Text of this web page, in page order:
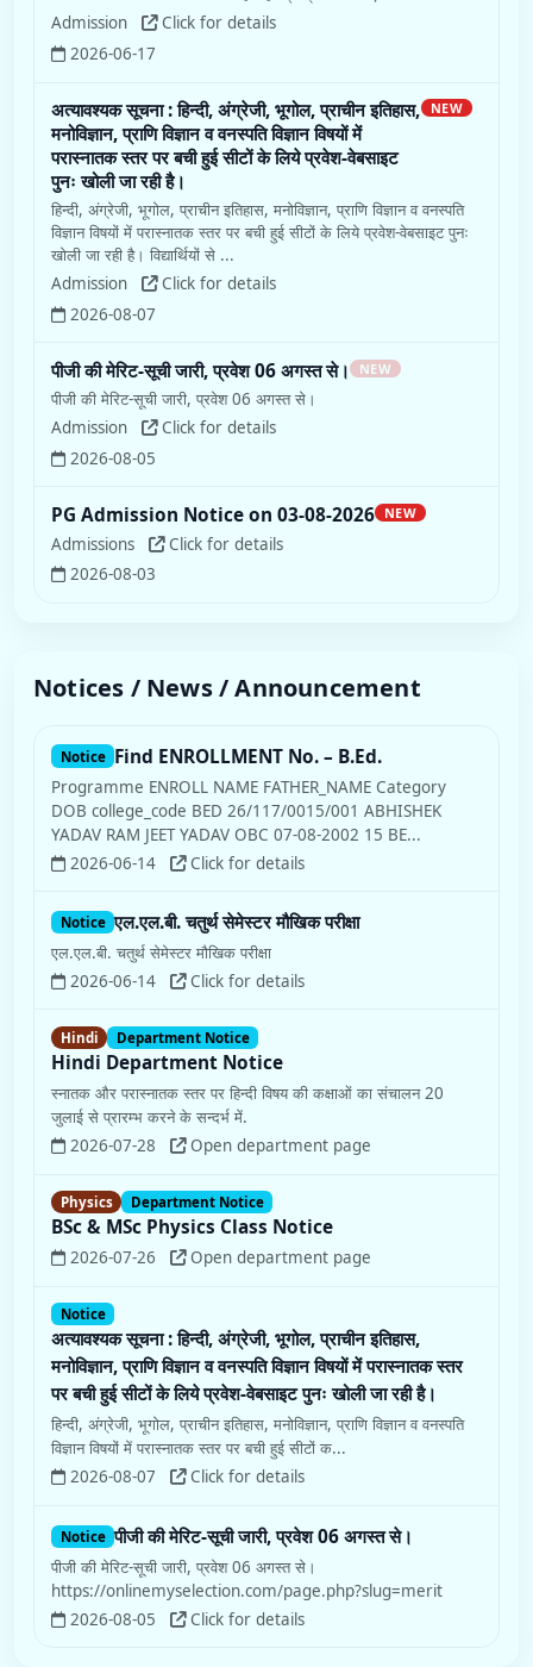
Admission
Click for details
2026-06-17
अत्यावश्यक सूचना : हिन्दी, अंग्रेजी, भूगोल, प्राचीन इतिहास,
मनोविज्ञान, प्राणि विज्ञान व वनस्पति विज्ञान विषयों में
परास्नातक स्तर पर बची हुई सीटों के लिये प्रवेश-वेबसाइट
पुनः खोली जा रही है।
NEW
हिन्दी, अंग्रेजी, भूगोल, प्राचीन इतिहास, मनोविज्ञान, प्राणि विज्ञान व वनस्पति
विज्ञान विषयों में परास्नातक स्तर पर बची हुई सीटों के लिये प्रवेश-वेबसाइट पुनः
खोली जा रही है। विद्यार्थियों से ...
Admission
Click for details
2026-08-07
पीजी की मेरिट-सूची जारी, प्रवेश 06 अगस्त से। NEW
पीजी की मेरिट-सूची जारी, प्रवेश 06 अगस्त से।
Admission
Click for details
2026-08-05
PG Admission Notice on 03-08-2026 NEW
Admissions
Click for details
2026-08-03
Notices / News / Announcement
Notice Find ENROLLMENT No. – B.Ed.
Programme ENROLL NAME FATHER_NAME Category
DOB college_code BED 26/117/0015/001 ABHISHEK
YADAV RAM JEET YADAV OBC 07-08-2002 15 BE...
2026-06-14
Click for details
Notice एल.एल.बी. चतुर्थ सेमेस्टर मौखिक परीक्षा
एल.एल.बी. चतुर्थ सेमेस्टर मौखिक परीक्षा
2026-06-14
Click for details
Hindi Department Notice
Hindi Department Notice
स्नातक और परास्नातक स्तर पर हिन्दी विषय की कक्षाओं का संचालन 20
जुलाई से प्रारम्भ करने के सन्दर्भ में.
2026-07-28
Open department page
Physics Department Notice
BSc & MSc Physics Class Notice
2026-07-26 Open department page
Notice
अत्यावश्यक सूचना : हिन्दी, अंग्रेजी, भूगोल, प्राचीन इतिहास,
मनोविज्ञान, प्राणि विज्ञान व वनस्पति विज्ञान विषयों में परास्नातक स्तर
पर बची हुई सीटों के लिये प्रवेश-वेबसाइट पुनः खोली जा रही है।
हिन्दी, अंग्रेजी, भूगोल, प्राचीन इतिहास, मनोविज्ञान, प्राणि विज्ञान व वनस्पति
विज्ञान विषयों में परास्नातक स्तर पर बची हुई सीटों क...
2026-08-07
Click for details
Notice पीजी की मेरिट-सूची जारी, प्रवेश 06 अगस्त से।
पीजी की मेरिट-सूची जारी, प्रवेश 06 अगस्त से।
https://onlinemyselection.com/page.php?slug=merit
2026-08-05
Click for details